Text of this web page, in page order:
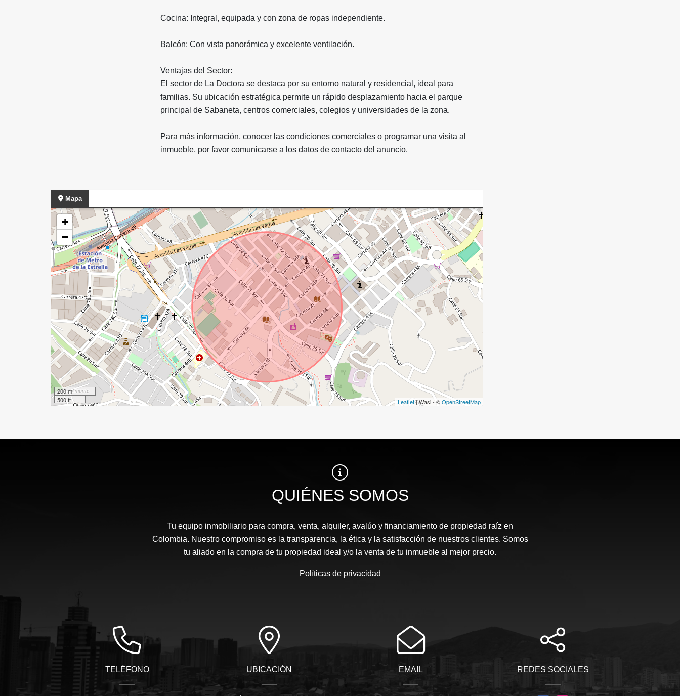
Cocina: Integral, equipada y con zona de ropas independiente.
Balcón: Con vista panorámica y excelente ventilación.
Ventajas del Sector:
El sector de La Doctora se destaca por su entorno natural y residencial, ideal para
familias. Su ubicación estratégica permite un rápido desplazamiento hacia el parque
principal de Sabaneta, centros comerciales, colegios y universidades de la zona.
Para más información, conocer las condiciones comerciales o programar una visita al
inmueble, por favor comunicarse a los datos de contacto del anuncio.
Mapa
+
−
200 m
500 ft
Leaflet| Wasi - ©OpenStreetMap
QUIÉNES SOMOS
Tu equipo inmobiliario para compra, venta, alquiler, avalúo y financiamiento de propiedad raíz en
Colombia. Nuestro compromiso es la transparencia, la ética y la satisfacción de nuestros clientes. Somos
tu aliado en la compra de tu propiedad ideal y/o la venta de tu inmueble al mejor precio.
Políticas de privacidad
TELÉFONO UBICACIÓN EMAIL REDES SOCIALES